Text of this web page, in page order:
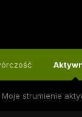
Moje strumienie